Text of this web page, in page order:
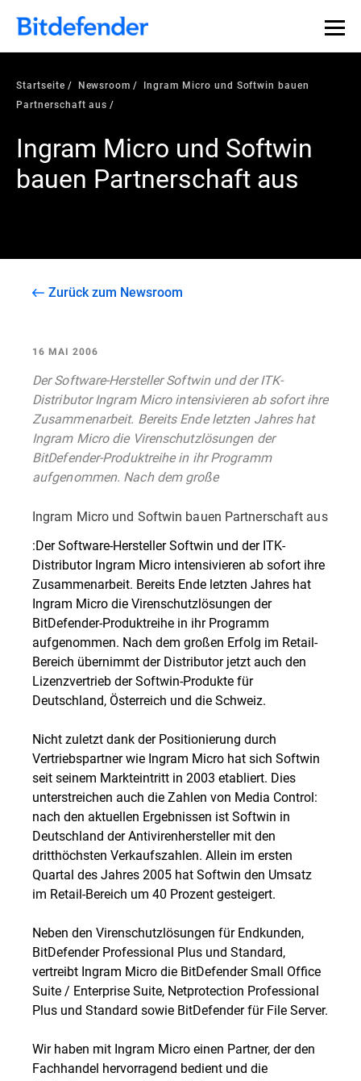
Startseite Newsroom
Ingram Micro und Softwin bauen
Partnerschaft aus
Ingram Micro und Softwin
bauen Partnerschaft aus
Zurück zum Newsroom
16 MAI 2006
Der Software-Hersteller Softwin und der ITK-
Distributor Ingram Micro intensivieren ab sofort ihre
Zusammenarbeit. Bereits Ende letzten Jahres hat
Ingram Micro die Virenschutzlösungen der
BitDefender-Produktreihe in ihr Programm
aufgenommen. Nach dem große
Ingram Micro und Softwin bauen Partnerschaft aus
:Der Software-Hersteller Softwin und der ITK-
Distributor Ingram Micro intensivieren ab sofort ihre
Zusammenarbeit. Bereits Ende letzten Jahres hat
Ingram Micro die Virenschutzlösungen der
BitDefender-Produktreihe in ihr Programm
aufgenommen. Nach dem großen Erfolg im Retail-
Bereich übernimmt der Distributor jetzt auch den
Lizenzvertrieb der Softwin-Produkte für
Deutschland, Österreich und die Schweiz.
Nicht zuletzt dank der Positionierung durch
Vertriebspartner wie Ingram Micro hat sich Softwin
seit seinem Markteintritt in 2003 etabliert. Dies
unterstreichen auch die Zahlen von Media Control:
nach den aktuellen Ergebnissen ist Softwin in
Deutschland der Antivirenhersteller mit den
dritthöchsten Verkaufszahlen. Allein im ersten
Quartal des Jahres 2005 hat Softwin den Umsatz
im Retail-Bereich um 40 Prozent gesteigert.
Neben den Virenschutzlösungen für Endkunden,
BitDefender Professional Plus und Standard,
vertreibt Ingram Micro die BitDefender Small Office
Suite / Enterprise Suite, Netprotection Professional
Plus und Standard sowie BitDefender für File Server.
Wir haben mit Ingram Micro einen Partner, der den
Fachhandel hervorragend bedient und die